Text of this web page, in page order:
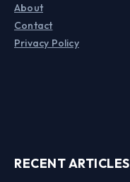
About
Contact
Privacy Policy
RECENT ARTICLES